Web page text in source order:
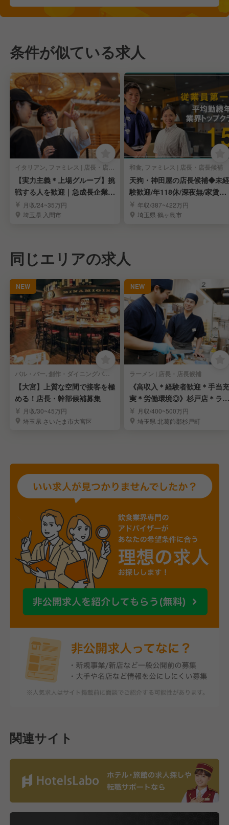
条件が似ている求人
イタリアン, ファミレス | 店長・店長候補
【実力主義＊上場グループ】挑
戦する人を歓迎｜急成長企業で
キャリアを実現
月収/24~35万円
埼玉県 入間市
和食, ファミレス | 店長・店長候補
天狗・神田屋の店長候補◆未経
験歓迎/年118休/深夜無/家賃補
助半額/上場
年収/387~422万円
埼玉県 鶴ヶ島市
同じエリアの求人
NEW
バル・バー, 創作・ダイニングバー | 店長・店長候補
【大宮】上質な空間で接客を極
める！店長・幹部候補募集
月収/30~45万円
埼玉県 さいたま市大宮区
NEW
ラーメン | 店長・店長候補
《高収入＊経験者歓迎＊手当充
実＊労働環境◎》杉戸店＊ラー
メンの店長候補募集
月収/400~500万円
埼玉県 北葛飾郡杉戸町
関連サイト